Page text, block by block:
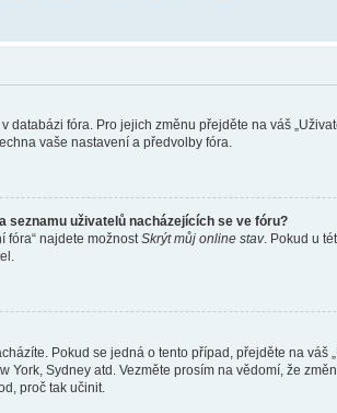
fóra. Pro jejich změnu přejděte na váš
vaše nastavení a předvolby fóra.
seznamu uživatelů nacházejících se ve fóru?
fóra“ najdete možnost Skrýt můj online stav. Pokud u
Pokud se jedná o tento případ, přejděte na váš
Sydney atd. Vezměte prosím na vědomí, že
proč tak učinit.